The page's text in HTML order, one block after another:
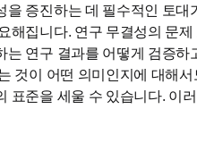
증진하는 데 필수적인 토
집니다. 연구 무결성의 문
연구 결과를 어떻게 검증
것이 어떤 의미인지에 대해
준을 세울 수 있습니다.